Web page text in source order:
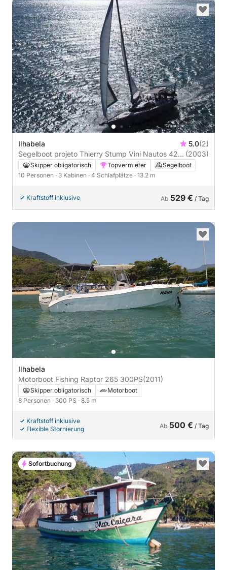
Ilhabela 5.0(2)
Segelboot projeto Thierry Stump Vini Nautos 42
13m
(2003)
Skipper obligatorisch Topvermieter
Segelboot
10 Personen · 3 Kabinen · 4 Schlafplätze · 13.2 m
Kraftstoff inklusive Ab 529 € / Tag
Ilhabela
Motorboot Fishing Raptor 265 300PS(2011)
Skipper obligatorisch
Motorboot
8 Personen · 300 PS · 8.5 m
Kraftstoff inklusive
Flexible Stornierung
Ab 500 € / Tag
Sofortbuchung